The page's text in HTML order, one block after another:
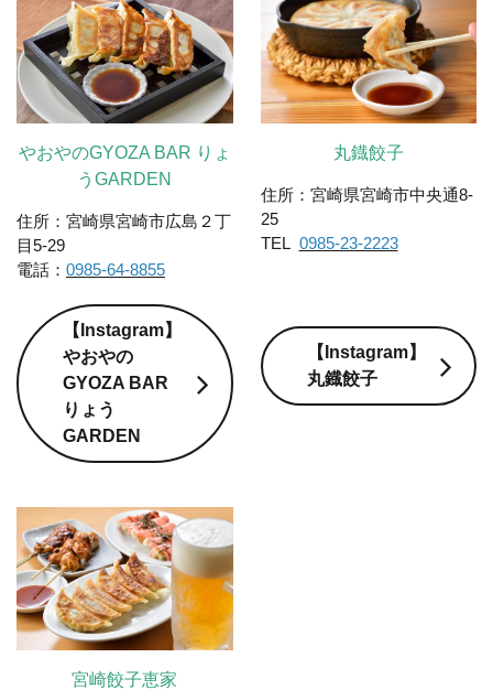
やおやのGYOZA BAR りょ
うGARDEN
住所：宮崎県宮崎市広島２丁
目5-29
電話： 0985-64-8855
【Instagram】
やおやの
GYOZA BAR
りょう
GARDEN
丸鐡餃子
住所：宮崎県宮崎市中央通8-
25
TEL 0985-23-2223
【Instagram】
丸鐡餃子
宮崎餃子恵家